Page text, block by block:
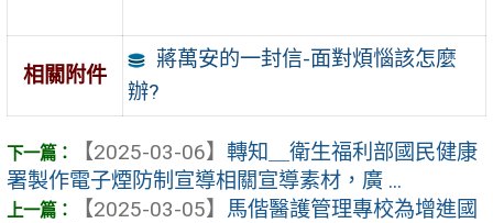
相關附件
蔣萬安的一封信-面對煩惱該怎麼
辦?
【2025-03-06】 轉知＿衛生福利部國民健康
署製作電子煙防制宣導相關宣導素材，廣 ...
【2025-03-05】 馬偕醫護管理專校為增進國